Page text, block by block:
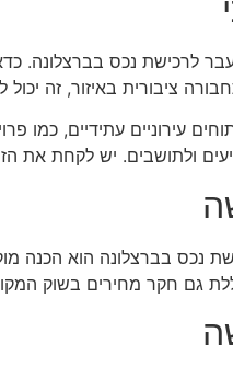
לרכישת נכס בברצלונה.
ציבורית באיזור, זה יכול
עירוניים עתידיים,
ולתושבים. יש לקחת את
נכס בברצלונה הוא הכנה
גם חקר מחירים בשוק